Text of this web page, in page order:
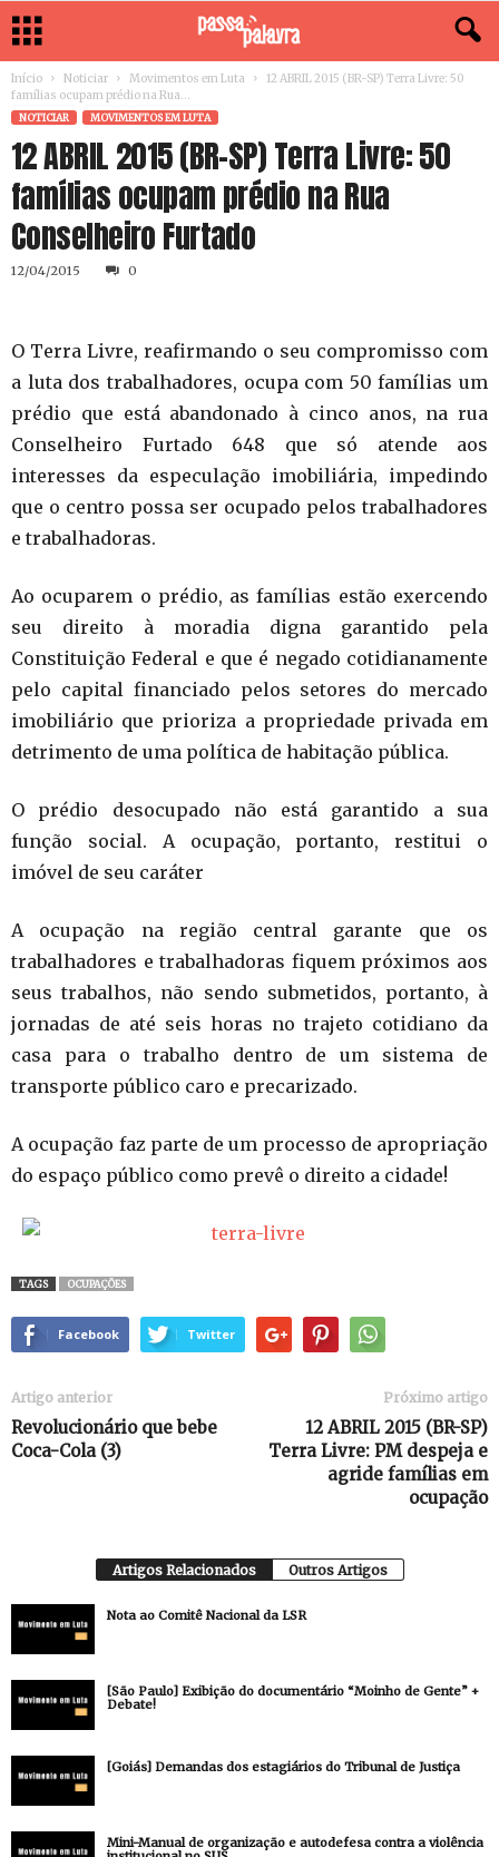
Início Noticiar Movimentos em Luta
12 ABRIL 2015 (BR-SP) Terra Livre: 50
famílias ocupam prédio na Rua...
NOTICIAR MOVIMENTOS EM LUTA
12 ABRIL 2015 (BR-SP) Terra Livre: 50
famílias ocupam prédio na Rua
Conselheiro Furtado
12/04/2015 0
O Terra Livre, reafirmando o seu compromisso com
a luta dos trabalhadores, ocupa com 50 famílias um
prédio que está abandonado à cinco anos, na rua
Conselheiro Furtado 648 que só atende aos
interesses da especulação imobiliária, impedindo
que o centro possa ser ocupado pelos trabalhadores
e trabalhadoras.
Ao ocuparem o prédio, as famílias estão exercendo
seu direito à moradia digna garantido pela
Constituição Federal e que é negado cotidianamente
pelo capital financiado pelos setores do mercado
imobiliário que prioriza a propriedade privada em
detrimento de uma política de habitação pública.
O prédio desocupado não está garantido a sua
função social. A ocupação, portanto, restitui o
imóvel de seu caráter
A ocupação na região central garante que os
trabalhadores e trabalhadoras fiquem próximos aos
seus trabalhos, não sendo submetidos, portanto, à
jornadas de até seis horas no trajeto cotidiano da
casa para o trabalho dentro de um sistema de
transporte público caro e precarizado.
A ocupação faz parte de um processo de apropriação
do espaço público como prevê o direito a cidade!
TAGS OCUPAÇÕES
Facebook Twitter
Artigo anterior
Revolucionário que bebe
Coca-Cola (3)
Próximo artigo
12 ABRIL 2015 (BR-SP)
Terra Livre: PM despeja e
agride famílias em
ocupação
Artigos Relacionados Outros Artigos
Nota ao Comitê Nacional da LSR
[São Paulo] Exibição do documentário “Moinho de Gente” +
Debate!
[Goiás] Demandas dos estagiários do Tribunal de Justiça
Mini-Manual de organização e autodefesa contra a violência